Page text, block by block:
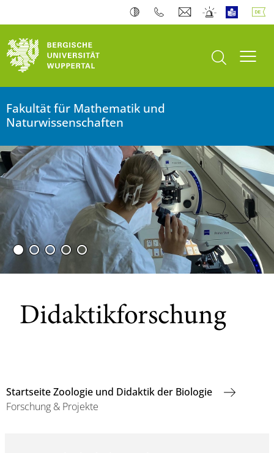
Suche öffnen
Fakultät für Mathematik und
Naturwissenschaften
Didaktikforschung
Startseite Zoologie und Didaktik der Biologie
Forschung & Projekte